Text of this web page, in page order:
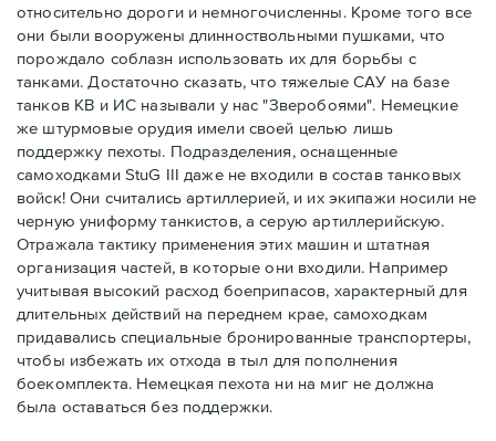
относительно дороги и немногочисленны. Кроме того все
они были вооружены длинноствольными пушками, что
порождало соблазн использовать их для борьбы с
танками. Достаточно сказать, что тяжелые САУ на базе
танков КВ и ИС называли у нас "Зверобоями". Немецкие
же штурмовые орудия имели своей целью лишь
поддержку пехоты. Подразделения, оснащенные
самоходками StuG III даже не входили в состав танковых
войск! Они считались артиллерией, и их экипажи носили не
черную униформу танкистов, а серую артиллерийскую.
Отражала тактику применения этих машин и штатная
организация частей, в которые они входили. Например
учитывая высокий расход боеприпасов, характерный для
длительных действий на переднем крае, самоходкам
придавались специальные бронированные транспортеры,
чтобы избежать их отхода в тыл для пополнения
боекомплекта. Немецкая пехота ни на миг не должна
была оставаться без поддержки.